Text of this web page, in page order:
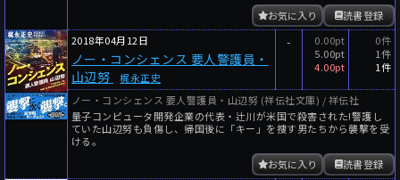
読書登録
お気に入り
2018年04月12日
ノー・コンシェンス 要人警護員・
山辺努
梶永正史
-
0.00pt
5.00pt
4.00pt
0件
1件
1件
ノー・コンシェンス 要人警護員・山辺努 (祥伝社文庫) / 祥伝社
量子コンピュータ開発企業の代表・辻川が米国で殺害された!警護し
ていた山辺努も負傷し、帰国後に「キー」を捜す男たちから襲撃を受
ける。
読書登録
お気に入り